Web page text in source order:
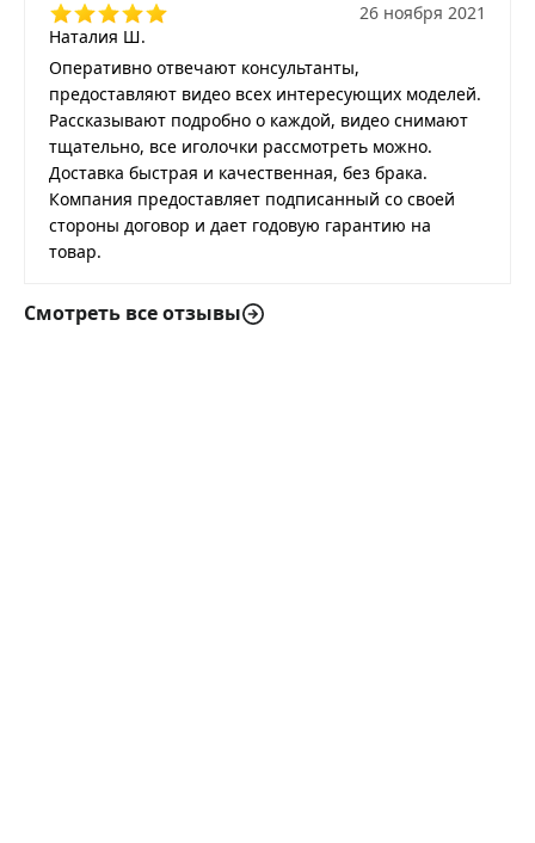
Наталия Ш.
26 ноября 2021
Оперативно отвечают консультанты,
предоставляют видео всех интересующих моделей.
Рассказывают подробно о каждой, видео снимают
тщательно, все иголочки рассмотреть можно.
Доставка быстрая и качественная, без брака.
Компания предоставляет подписанный со своей
стороны договор и дает годовую гарантию на
товар.
Смотреть все отзывы